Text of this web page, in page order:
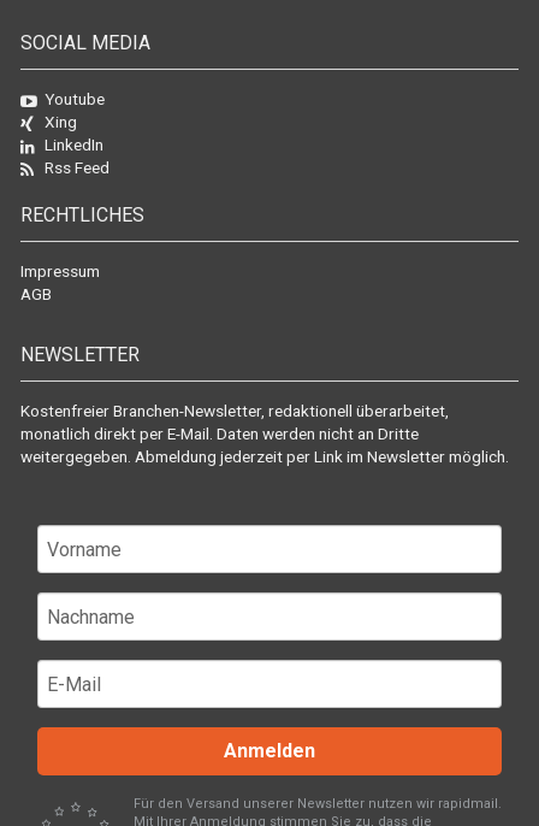
SOCIAL MEDIA
Youtube
Xing
LinkedIn
Rss Feed
RECHTLICHES
Impressum
AGB
NEWSLETTER
Kostenfreier Branchen-Newsletter, redaktionell überarbeitet,
monatlich direkt per E-Mail. Daten werden nicht an Dritte
weitergegeben. Abmeldung jederzeit per Link im Newsletter möglich.
Anmelden
Für den Versand unserer Newsletter nutzen wir rapidmail.
Mit Ihrer Anmeldung stimmen Sie zu, dass die